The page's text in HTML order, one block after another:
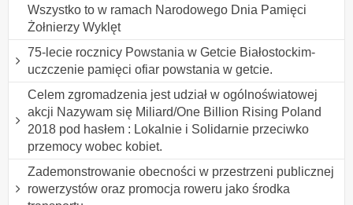
Wszystko to w ramach Narodowego Dnia Pamięci
Żołnierzy Wyklęt
75-lecie rocznicy Powstania w Getcie Białostockim-
uczczenie pamięci ofiar powstania w getcie.
Celem zgromadzenia jest udział w ogólnoświatowej
akcji Nazywam się Miliard/One Billion Rising Poland
2018 pod hasłem : Lokalnie i Solidarnie przeciwko
przemocy wobec kobiet.
Zademonstrowanie obecności w przestrzeni publicznej
rowerzystów oraz promocja roweru jako środka